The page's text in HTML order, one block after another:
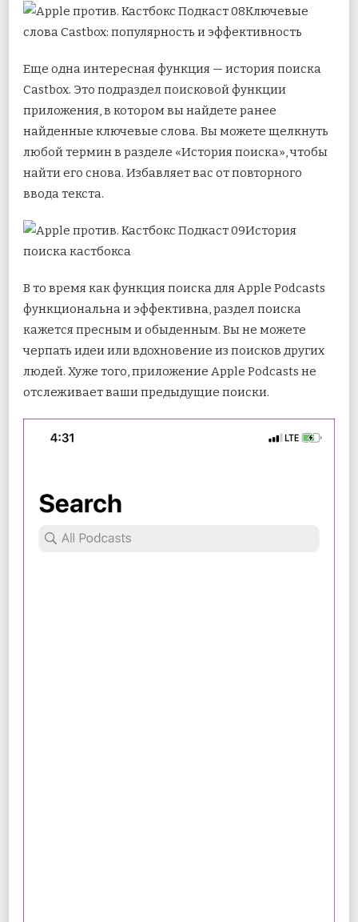
Ключевые
слова Castbox: популярность и эффективность
Еще одна интересная функция — история поиска
Castbox. Это подраздел поисковой функции
приложения, в котором вы найдете ранее
найденные ключевые слова. Вы можете щелкнуть
любой термин в разделе «История поиска», чтобы
найти его снова. Избавляет вас от повторного
ввода текста.
История
поиска кастбокса
В то время как функция поиска для Apple Podcasts
функциональна и эффективна, раздел поиска
кажется пресным и обыденным. Вы не можете
черпать идеи или вдохновение из поисков других
людей. Хуже того, приложение Apple Podcasts не
отслеживает ваши предыдущие поиски.